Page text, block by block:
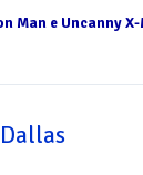
Man e Uncanny